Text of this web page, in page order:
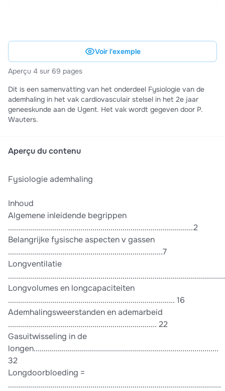
Voir l'exemple
Aperçu 4 sur 69 pages
Dit is een samenvatting van het onderdeel Fysiologie van de
ademhaling in het vak cardiovasculair stelsel in het 2e jaar
geneeskunde aan de Ugent. Het vak wordt gegeven door P.
Wauters.
Aperçu du contenu
Fysiologie ademhaling
Inhoud
Algemene inleidende begrippen
............................................................................................2
Belangrijke fysische aspecten v gassen
.............................................................................7
Longventilatie
Longvolumes en longcapaciteiten
................................................................................... 16
Ademhalingsweerstanden en ademarbeid
.......................................................................... 22
Gasuitwisseling in de
longen............................................................................................
32
Longdoorbloeding =
..........................................................................................................